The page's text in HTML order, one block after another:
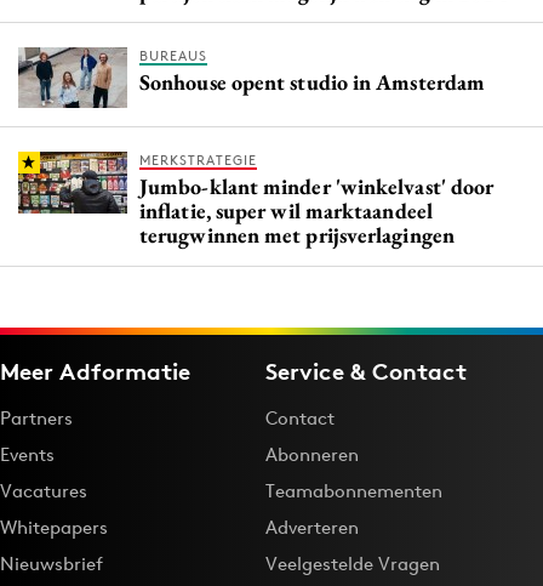
BUREAUS
Sonhouse opent studio in Amsterdam
MERKSTRATEGIE
Jumbo-klant minder 'winkelvast' door
inflatie, super wil marktaandeel
terugwinnen met prijsverlagingen
Meer Adformatie
Partners
Events
Vacatures
Whitepapers
Nieuwsbrief
Service & Contact
Contact
Abonneren
Teamabonnementen
Adverteren
Veelgestelde Vragen